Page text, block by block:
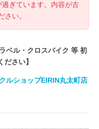
ぎています。内容が古
さい。
ベル・クロスバイク 等 初
さい】
ルショップEIRIN丸太町店